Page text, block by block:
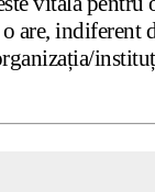
are, indiferent